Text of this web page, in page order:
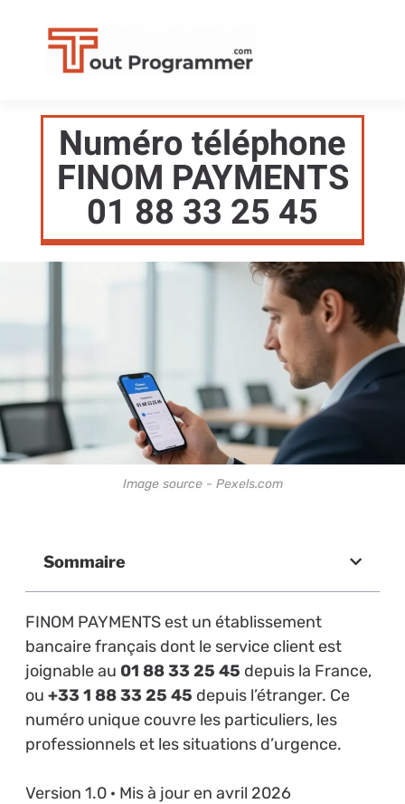
Numéro téléphone
FINOM PAYMENTS
01 88 33 25 45
Image source - Pexels.com
Sommaire
FINOM PAYMENTS est un établissement
bancaire français dont le service client est
joignable au 01 88 33 25 45 depuis la France,
ou +33 1 88 33 25 45 depuis l’étranger. Ce
numéro unique couvre les particuliers, les
professionnels et les situations d’urgence.
Version 1.0 · Mis à jour en avril 2026